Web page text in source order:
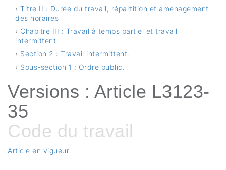
› Titre II : Durée du travail, répartition et aménagement
des horaires
› Chapitre III : Travail à temps partiel et travail
intermittent
› Section 2 : Travail intermittent.
› Sous-section 1 : Ordre public.
Versions : Article L3123-
35
Code du travail
Article en vigueur